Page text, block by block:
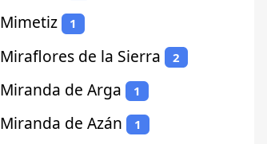
Mimetiz 1
Miraflores de la Sierra 2
Miranda de Arga 1
Miranda de Azán 1